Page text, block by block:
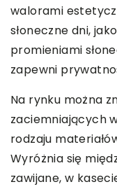
walorami
słoneczne dni,
promieniami
zapewni
Na rynku można
zaciemniających
rodzaju
Wyróżnia się
zawijane, w